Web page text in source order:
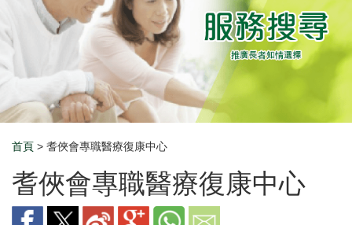
Breadcrumb
首頁 > 耆俠會專職醫療復康中心
耆俠會專職醫療復康中心